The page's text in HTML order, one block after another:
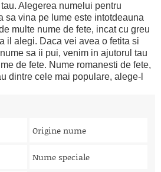
Alegerea numelui pentru
sa vina pe lume este intotdeauna
multe nume de fete, incat cu greu
il alegi. Daca vei avea o fetita si
sa ii pui, venim in ajutorul tau
de fete. Nume romanesti de fete,
dintre cele mai populare, alege-l
Origine nume
Nume speciale